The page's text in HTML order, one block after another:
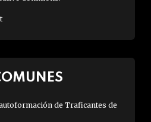
de Traficantes de